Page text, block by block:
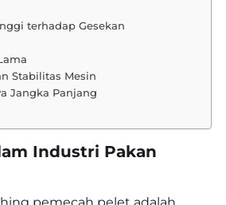
terhadap Gesekan
Stabilitas Mesin
Jangka Panjang
Industri Pakan